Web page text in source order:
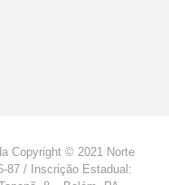
Copyright © 2021 Norte
87 / Inscrição Estadual: